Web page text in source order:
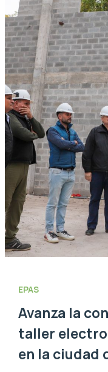
EPAS
Avanza la
taller
en la ciudad